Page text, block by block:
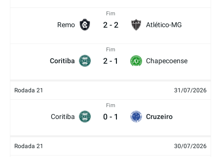
Remo
Fim
2 - 2 Atlético-MG
Coritiba
Fim
2 - 1 Chapecoense
Rodada 21 31/07/2026
Coritiba
Fim
0 - 1 Cruzeiro
Rodada 21 30/07/2026